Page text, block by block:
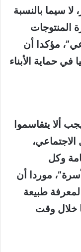
سيما بالنسبة
المنتوجات
مؤكدا أن
حماية الأبناء
ألا يتقاسموا
وكل
موردا أن
لمعرفة طبيعة
خلال وقت